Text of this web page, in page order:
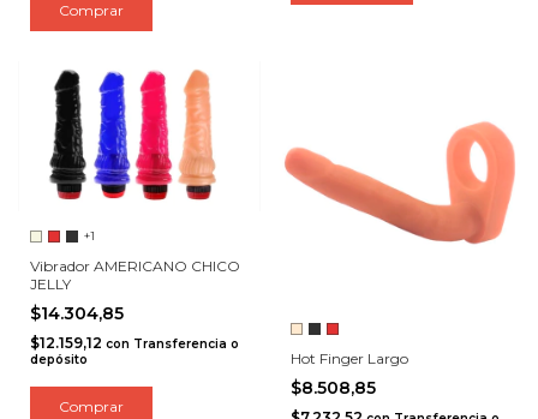
Comprar
+1
Vibrador AMERICANO CHICO
JELLY
$14.304,85
$12.159,12 con Transferencia o
depósito
Comprar
Hot Finger Largo
$8.508,85